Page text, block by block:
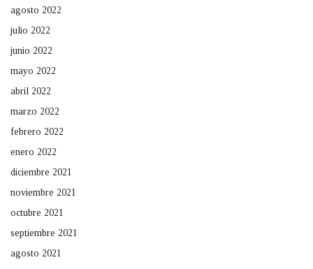
agosto 2022
julio 2022
junio 2022
mayo 2022
abril 2022
marzo 2022
febrero 2022
enero 2022
diciembre 2021
noviembre 2021
octubre 2021
septiembre 2021
agosto 2021